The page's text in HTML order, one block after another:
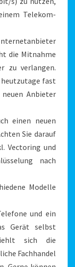
Telekom-
die Mitnahme
zu verlangen.
fast
Anbieter
einen neuen
Sie darauf
Vectoring und
nach
Modelle
und ein
Gerät selbst
sich die
Fachhandel